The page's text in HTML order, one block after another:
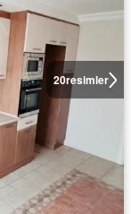
20resimler